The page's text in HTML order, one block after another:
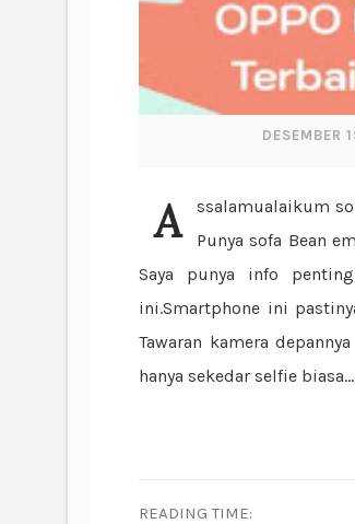
DESEMBER
Assalamualaikum sobat. Akhir tahun ini udah punya resolusi apa aja untuk tahun depan?
Punya sofa Bean
Saya punya info
ini.Smartphone ini
Tawaran kamera
hanya sekedar selfie
READING TIME: